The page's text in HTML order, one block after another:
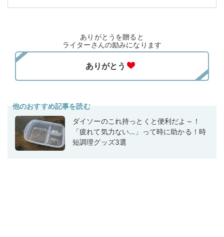
ありがとうを贈ると
ライターさんの励みになります
他のおすすめ記事を読む
ダイソーのこれ持っとくと便利だよ～！
「疲れて気力ない…」って時に助かる！時
短調理グッズ3選